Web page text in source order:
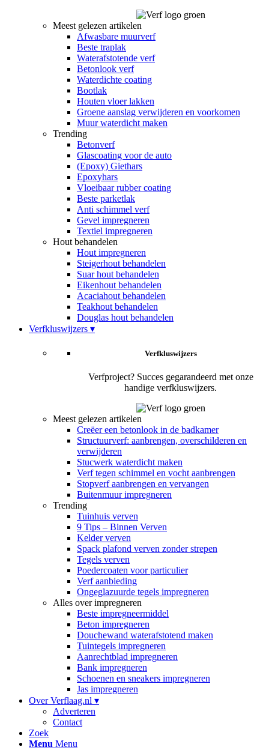
Meest gelezen artikelen
Afwasbare muurverf
Beste traplak
Waterafstotende verf
Betonlook verf
Waterdichte coating
Bootlak
Houten vloer lakken
Groene aanslag verwijderen en voorkomen
Muur waterdicht maken
Trending
Betonverf
Glascoating voor de auto
(Epoxy) Giethars
Epoxyhars
Vloeibaar rubber coating
Beste parketlak
Anti schimmel verf
Gevel impregneren
Textiel impregneren
Hout behandelen
Hout impregneren
Steigerhout behandelen
Suar hout behandelen
Eikenhout behandelen
Acaciahout behandelen
Teakhout behandelen
Douglas hout behandelen
Verfkluswijzers ▾
Verfkluswijzers
Verfproject? Succes gegarandeerd met onze
handige verfkluswijzers.
Meest gelezen artikelen
Creëer een betonlook in de badkamer
Structuurverf: aanbrengen, overschilderen en
verwijderen
Stucwerk waterdicht maken
Verf tegen schimmel en vocht aanbrengen
Stopverf aanbrengen en vervangen
Buitenmuur impregneren
Trending
Tuinhuis verven
9 Tips – Binnen Verven
Kelder verven
Spack plafond verven zonder strepen
Tegels verven
Poedercoaten voor particulier
Verf aanbieding
Ongeglazuurde tegels impregneren
Alles over impregneren
Beste impregneermiddel
Beton impregneren
Douchewand waterafstotend maken
Tuintegels impregneren
Aanrechtblad impregneren
Bank impregneren
Schoenen en sneakers impregneren
Jas impregneren
Over Verflaag.nl ▾
Adverteren
Contact
Zoek
Menu Menu